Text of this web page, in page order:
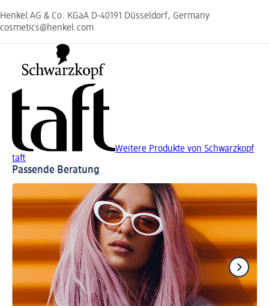
Henkel AG & Co. KGaA D-40191 Düsseldorf, Germany
cosmetics@henkel.com
Weitere Produkte von Schwarzkopf
taft
Passende Beratung